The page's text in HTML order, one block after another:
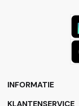
INFORMATIE
KLANTENSERVICE